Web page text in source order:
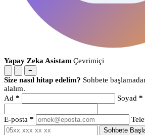
Yapay Zeka Asistanı Çevrimiçi
−
Size nasıl hitap edelim? Sohbete
alalım.
Ad * Soyad *
E-posta *
Sohbete